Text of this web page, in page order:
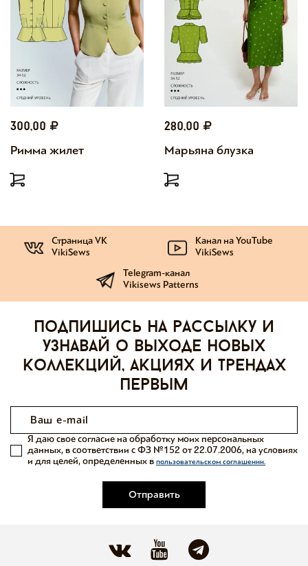
300,00
Римма жилет
280,00
Марьяна блузка
Страница VK
VikiSews
Канал на YouTube
VikiSews
Telegram-канал
Vikisews Patterns
Подпишись на рассылку и
узнавай о выходе новых
коллекций, акциях и трендах
первым
Отправить
Я даю свое согласие на обработку моих персональных
данных, в соответствии с ФЗ №152 от 22.07.2006, на условиях
и для целей, определенных в пользовательском соглашении.